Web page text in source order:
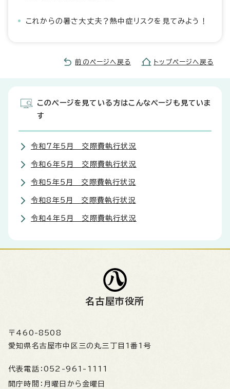
これからの暑さ大丈夫？熱中症リスクを見てみよう！
前のページへ戻る トップページへ戻る
このページを見ている方はこんなページも見ていま
す
令和7年5月 交際費執行状況
令和6年5月 交際費執行状況
令和5年5月 交際費執行状況
令和8年5月 交際費執行状況
令和4年5月 交際費執行状況
名古屋市役所
〒460-8508
愛知県名古屋市中区三の丸三丁目1番1号
代表電話： 052-961-1111
開庁時間： 月曜日から金曜日